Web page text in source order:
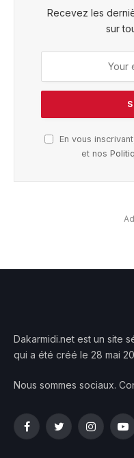
Recevez les
sur
En vous
et nos
Dakarmidi.net est un site
qui a été créé le 28 mai
Nous sommes sociaux.
FacebookTwitterInstagram